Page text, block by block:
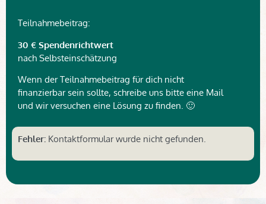
Teilnahmebeitrag:
30 € Spendenrichtwert
nach Selbsteinschätzung
Wenn der Teilnahmebeitrag für dich nicht
finanzierbar sein sollte, schreibe uns bitte eine Mail
und wir versuchen eine Lösung zu finden. 🙂
Fehler: Kontaktformular wurde nicht gefunden.